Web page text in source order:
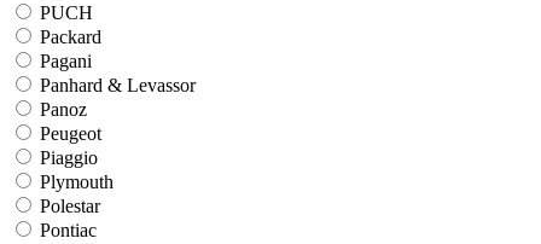
PUCH
Packard
Pagani
Panhard & Levassor
Panoz
Peugeot
Piaggio
Plymouth
Polestar
Pontiac